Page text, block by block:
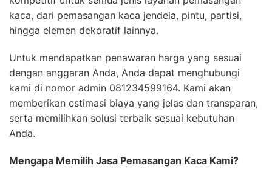
kaca, dari pemasangan kaca jendela, pintu, partisi,
hingga elemen dekoratif lainnya.
Untuk mendapatkan penawaran harga yang sesuai
dengan anggaran Anda, Anda dapat menghubungi
kami di nomor admin 081234599164. Kami akan
memberikan estimasi biaya yang jelas dan transparan,
serta memilihkan solusi terbaik sesuai kebutuhan
Anda.
Mengapa Memilih Jasa Pemasangan Kaca Kami?